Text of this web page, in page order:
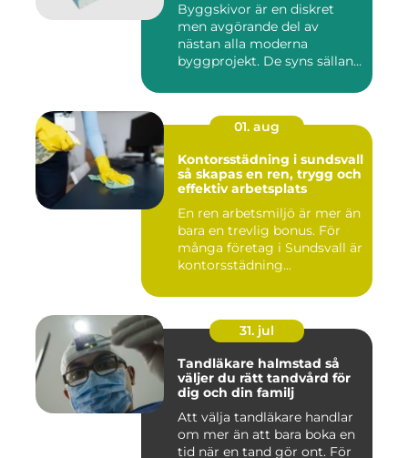
Byggskivor är en diskret
men avgörande del av
nästan alla moderna
byggprojekt. De syns sällan
01. aug
Kontorsstädning i sundsvall
så skapas en ren, trygg och
effektiv arbetsplats
En ren arbetsmiljö är mer än
bara en trevlig bonus. För
många företag i Sundsvall är
kontorsstädning...
31. jul
Tandläkare halmstad så
väljer du rätt tandvård för
dig och din familj
Att välja tandläkare handlar
om mer än att bara boka en
tid när en tand gör ont. För